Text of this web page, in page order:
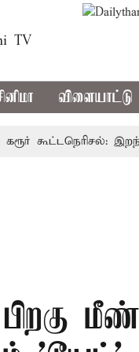
TV
விளையாட்டு
கூட்டநெரிசல்: